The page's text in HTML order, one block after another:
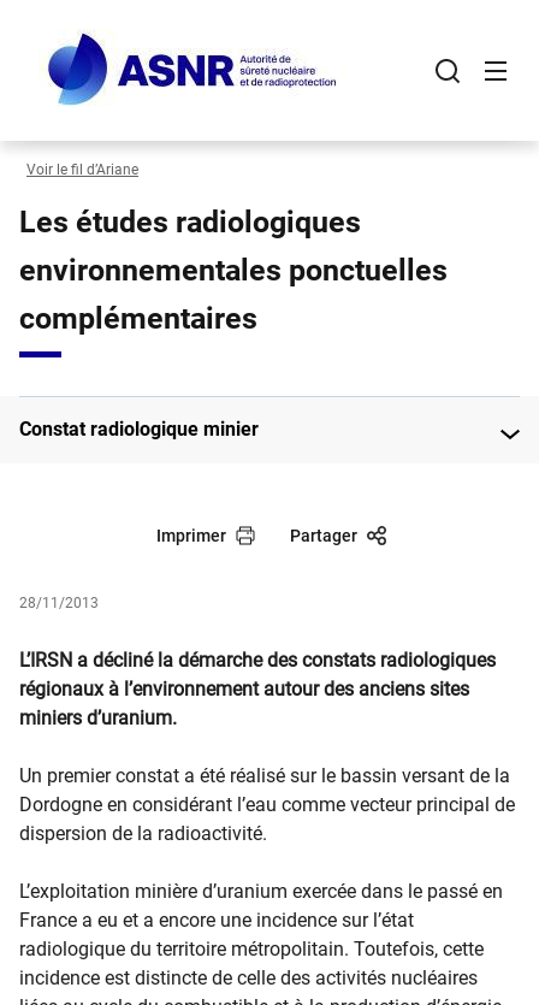
contenu
principal
Voir le fil d’Ariane
Les études radiologiques
environnementales ponctuelles
complémentaires
Constat radiologique minier
Imprimer Partager
28/11/2013
L’IRSN a décliné la démarche des constats radiologiques
régionaux à l’environnement autour des anciens sites
miniers d’uranium.
Un premier constat a été réalisé sur le bassin versant de la
Dordogne en considérant l’eau comme vecteur principal de
dispersion de la radioactivité.
L’exploitation minière d’uranium exercée dans le passé en
France a eu et a encore une incidence sur l’état
radiologique du territoire métropolitain. Toutefois, cette
incidence est distincte de celle des activités nucléaires